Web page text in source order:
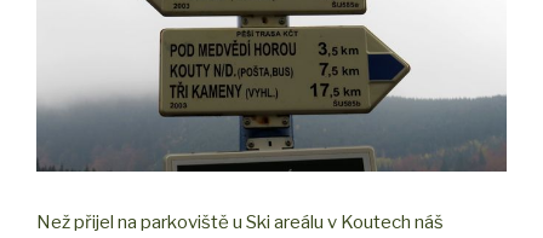
Než přijel na parkoviště u Ski areálu v Koutech náš